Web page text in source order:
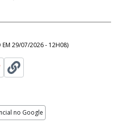
29/07/2026 - 12H08)
no Google